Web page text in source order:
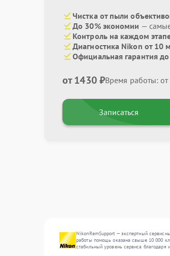
Чистка от пыли
До 30% экономии —
Контроль на каждом
Диагностика Nikon от 10
Официальная гарантия
от 1430 ₽Время работы:
Записаться
NikonRemSupport — экспертный
работы помощь оказана свыше 10 000
стабильный уровень сервиса благодаря